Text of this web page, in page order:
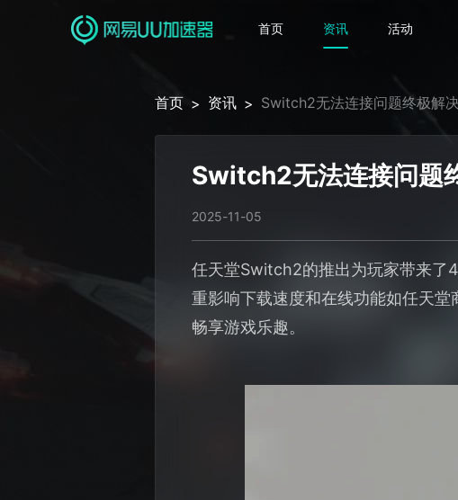
首页 资讯 活动
首页 > 资讯 > Switch2无法连接问题终极解决
Switch2无法连接问题
2025-11-05
任天堂Switch2的推出为玩家带来了
重影响下载速度和在线功能如任天
畅享游戏乐趣。